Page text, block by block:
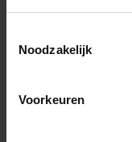
Noodzakelijk
Voorkeuren